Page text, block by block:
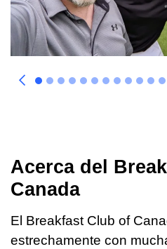
Acerca del
Canada
El Breakfast Club of
estrechamente con